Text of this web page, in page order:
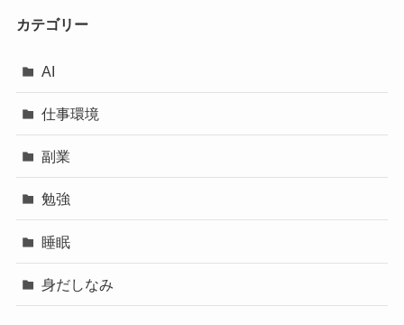
カテゴリー
AI
仕事環境
副業
勉強
睡眠
身だしなみ